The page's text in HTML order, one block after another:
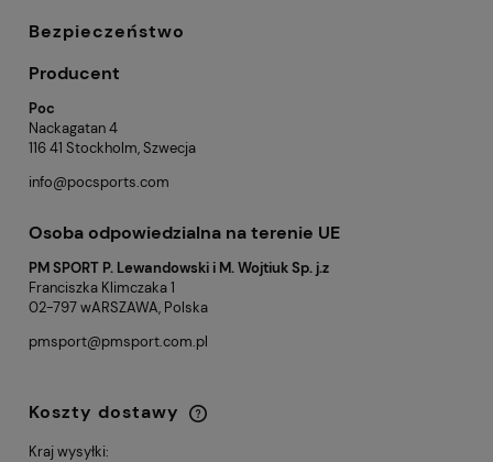
Bezpieczeństwo
Producent
Poc
Nackagatan 4
116 41 Stockholm, Szwecja
info@pocsports.com
Osoba odpowiedzialna na terenie UE
PM SPORT P. Lewandowski i M. Wojtiuk Sp. j.z
Franciszka Klimczaka 1
02-797 wARSZAWA, Polska
pmsport@pmsport.com.pl
Koszty dostawy
Cena nie zawiera ewentualnych kosztów
płatności
Kraj wysyłki: